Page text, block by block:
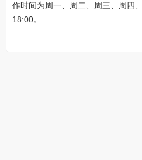
作时间为周一、周二、周三、周四
18:00。